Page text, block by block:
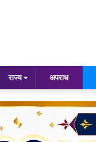
राज्य अपराध